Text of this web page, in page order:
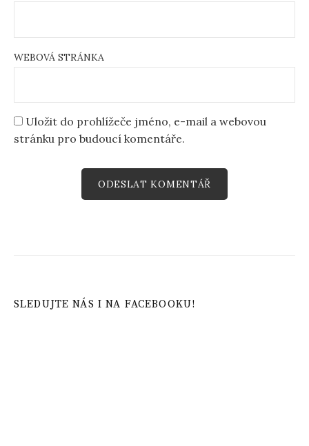
WEBOVÁ STRÁNKA
Uložit do prohlížeče jméno, e-mail a webovou
stránku pro budoucí komentáře.
SLEDUJTE NÁS I NA FACEBOOKU!